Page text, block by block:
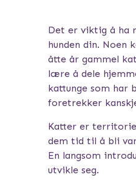
Det er viktig å ha
hunden din. Noen
åtte år gammel
lære å dele
kattunge som har
foretrekker
Katter er
dem tid til å bli
En langsom
utvikle seg.